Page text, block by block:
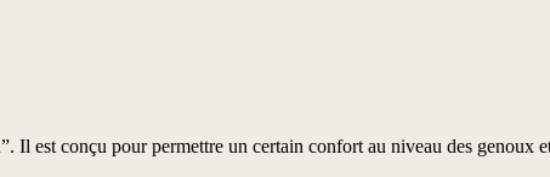
Il est conçu pour permettre un certain confort au niveau des genoux